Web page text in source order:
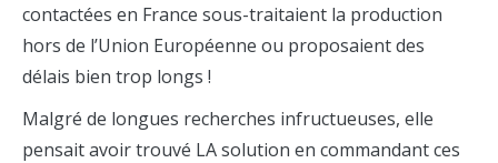
contactées en France sous-traitaient la production
hors de l’Union Européenne ou proposaient des
délais bien trop longs !
Malgré de longues recherches infructueuses, elle
pensait avoir trouvé LA solution en commandant ces